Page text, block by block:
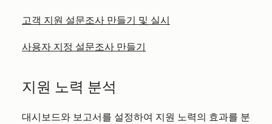
고객 지원 설문조사 만들기 및 실시
사용자 지정 설문조사 만들기
지원 노력 분석
대시보드와 보고서를 설정하여 지원 노력의 효과를 분